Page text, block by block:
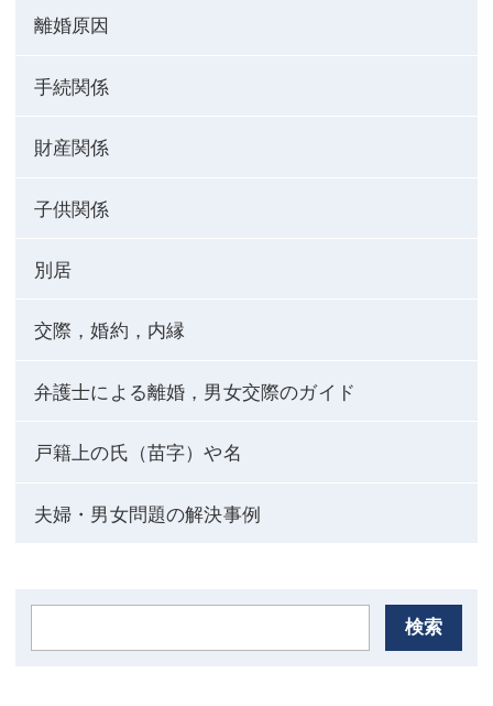
離婚原因
手続関係
財産関係
子供関係
別居
交際，婚約，内縁
弁護士による離婚，男女交際のガイド
戸籍上の氏（苗字）や名
夫婦・男女問題の解決事例
検索